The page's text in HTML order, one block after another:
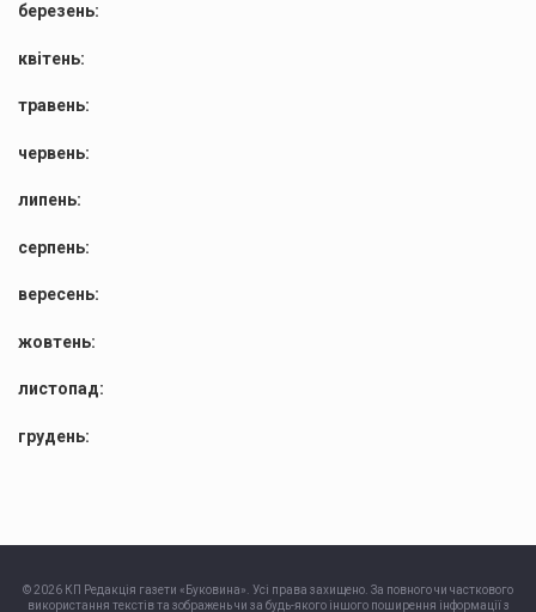
березень:
квітень:
травень:
червень:
липень:
серпень:
вересень:
жовтень:
листопад:
грудень:
© 2026 КП Редакція газети «Буковина». Усі права захищено. За повного чи часткового
використання текстів та зображень чи за будь-якого іншого поширення інформації з